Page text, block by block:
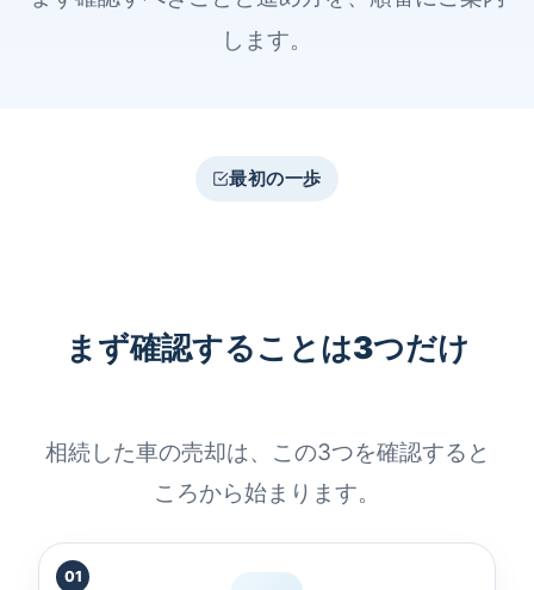
します。
最初の一歩
まず確認することは3つだけ
相続した車の売却は、この3つを確認すると
ころから始まります。
01